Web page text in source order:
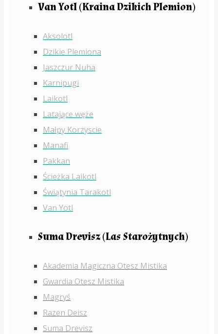
Van Yotl (Kraina Dzikich Plemion)
Aksolotl
Dzikie Plemiona
Jaszczur Nuha
Karnipugi
Laikotl
Latające węże
Małpy Korzyscie
Manafi
Pakkan
Ścieżka Laikotl
Świątynia Tarakotl
Van Yotl
Suma Drevisz (Las Starożytnych)
Akademia Magiczna Otesz Mistika
Gwardia Otesz Mistika
Magryś
Razen Deisz
Suma Drevisz